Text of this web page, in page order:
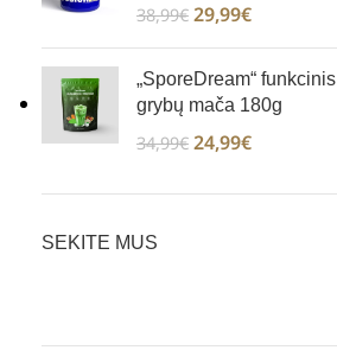
38,99€ 29,99€
„SporeDream“ funkcinis
grybų mača 180g
34,99€ 24,99€
SEKITE MUS